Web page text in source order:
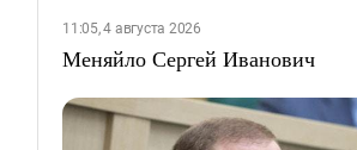
11:05, 4 августа 2026
Меняйло Сергей Иванович